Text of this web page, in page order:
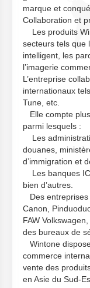
marque et
Collaboration et
Les produits
secteurs tels que
intelligent, les
l’imagerie
L’entreprise
internationaux
Tune, etc.
Elle compte
parmi lesquels :
Les
douanes,
d’immigration et
Les banques
bien d’autres.
Des entreprises
Canon,
FAW
des bureaux de
Wintone
commerce
vente des
en Asie du Sud-